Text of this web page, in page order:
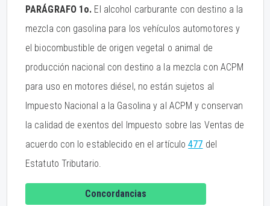
PARÁGRAFO 1o. El alcohol carburante con destino a la
mezcla con gasolina para los vehículos automotores y
el biocombustible de origen vegetal o animal de
producción nacional con destino a la mezcla con ACPM
para uso en motores diésel, no están sujetos al
Impuesto Nacional a la Gasolina y al ACPM y conservan
la calidad de exentos del Impuesto sobre las Ventas de
acuerdo con lo establecido en el artículo477 del
Estatuto Tributario.
Concordancias